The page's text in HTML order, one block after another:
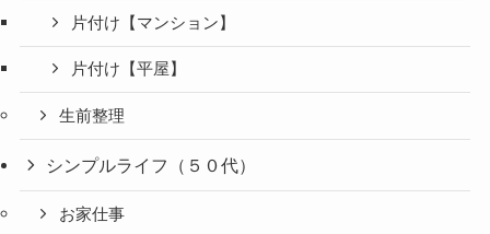
片付け【マンション】
片付け【平屋】
生前整理
シンプルライフ（５０代）
お家仕事